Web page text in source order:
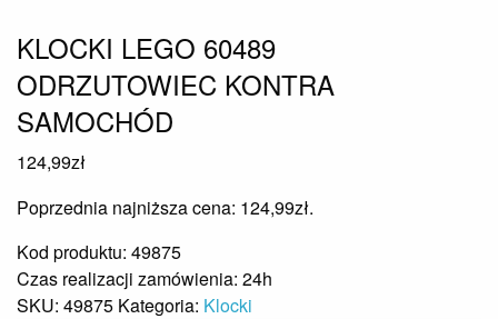
KLOCKI LEGO 60489
ODRZUTOWIEC KONTRA
SAMOCHÓD
124,99zł
Poprzednia najniższa cena: 124,99zł.
Kod produktu: 49875
Czas realizacji zamówienia: 24h
SKU: 49875 Kategoria: Klocki